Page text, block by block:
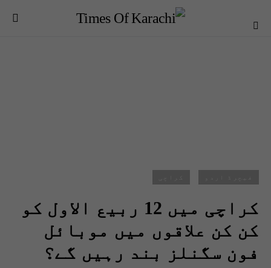
کراچی میں 12 ربیع الاول کو
کن کن علاقوں میں موبائل
فون سگنلز بند رہیں گے؟